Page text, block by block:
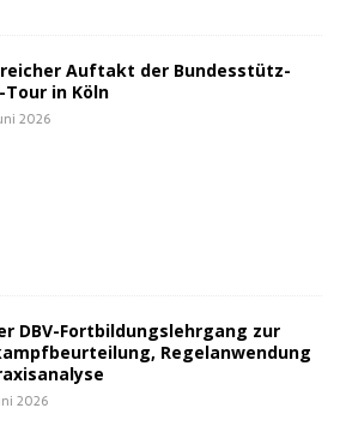
Auf­takt der Bun­des­stütz­
in Köln
2026
DBV-Fort­bil­dungs­lehr­gang zur
Regel­an­wen­dung
2026